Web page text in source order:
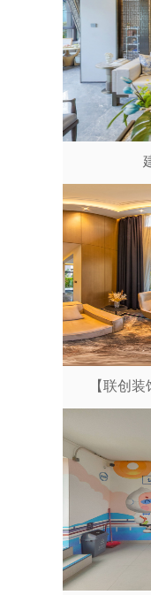
【联创